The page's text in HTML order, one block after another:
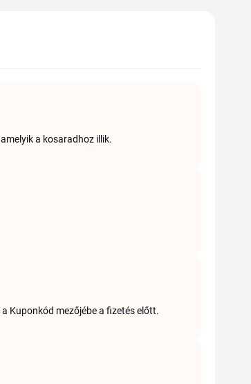
a kosaradhoz illik.
Kuponkód mezőjébe a fizetés előtt.